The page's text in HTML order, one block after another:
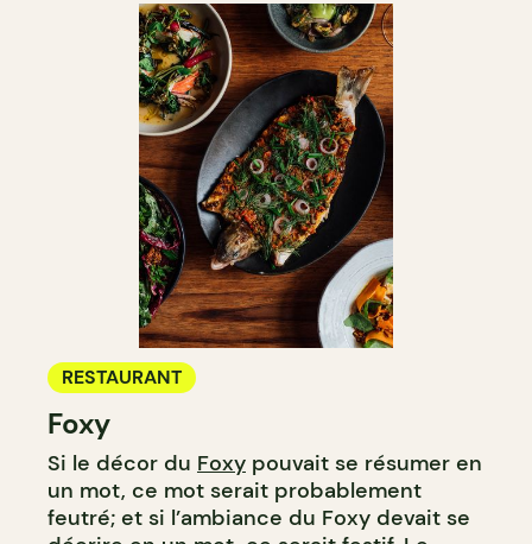
RESTAURANT
Foxy
Si le décor du Foxy pouvait se résumer en
un mot, ce mot serait probablement
feutré; et si l’ambiance du Foxy devait se